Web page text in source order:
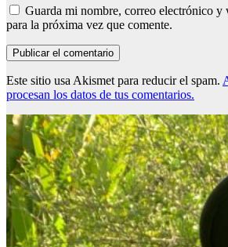
Guarda mi nombre, correo electrónico y
para la próxima vez que comente.
Este sitio usa Akismet para reducir el spam.
procesan los datos de tus comentarios.